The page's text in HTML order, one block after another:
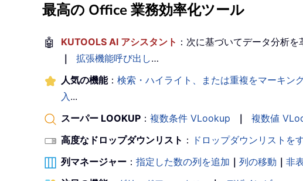
最高の Office 業務効率化ツール
🤖 KUTOOLS AI アシスタント ：次に基づいてデータ分析を
｜
拡張機能呼び出し…
人気の機能： 検索・ハイライト、または重複をマーキン
入...
スーパー LOOKUP ： 複数条件 VLookup ｜ 複数値
高度なドロップダウンリスト ： ドロップダウンリストを
列マネージャー ： 指定した数の列を追加 ｜ 列の移動 ｜ 非